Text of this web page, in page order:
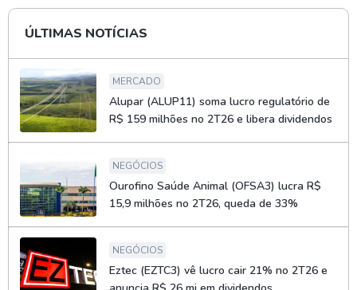
ÚLTIMAS NOTÍCIAS
MERCADO
Alupar (ALUP11) soma lucro regulatório de
R$ 159 milhões no 2T26 e libera dividendos
NEGÓCIOS
Ourofino Saúde Animal (OFSA3) lucra R$
15,9 milhões no 2T26, queda de 33%
NEGÓCIOS
Eztec (EZTC3) vê lucro cair 21% no 2T26 e